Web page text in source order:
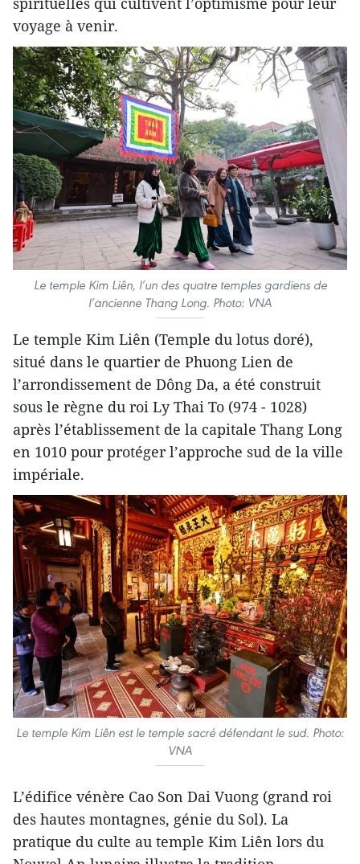
voyage à venir.
Le temple Kim Liên, l’un des quatre temples gardiens de
l’ancienne Thang Long. Photo: VNA
Le temple Kim Liên (Temple du lotus doré),
situé dans le quartier de Phuong Lien de
l’arrondissement de Dông Da, a été construit
sous le règne du roi Ly Thai To (974 - 1028)
après l’établissement de la capitale Thang Long
en 1010 pour protéger l’approche sud de la ville
impériale.
Le temple Kim Liên est le temple sacré défendant le sud. Photo:
VNA
L’édifice vénère Cao Son Dai Vuong (grand roi
des hautes montagnes, génie du Sol). La
pratique du culte au temple Kim Liên lors du